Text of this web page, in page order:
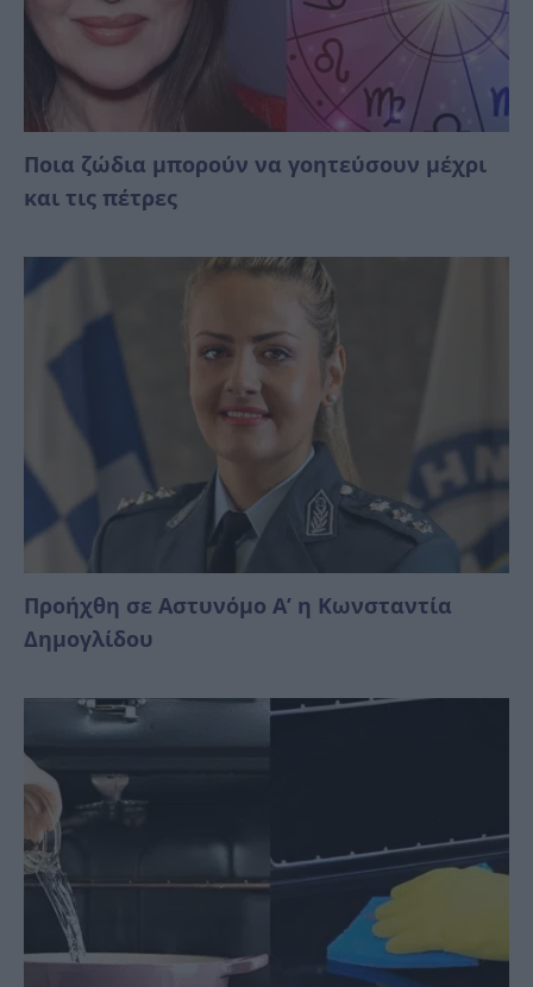
Ποια ζώδια μπορούν να γοητεύσουν μέχρι
και τις πέτρες
Προήχθη σε Αστυνόμο Α’ η Κωνσταντία
Δημογλίδου